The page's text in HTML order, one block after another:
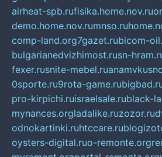
airheat-spb.rufisika.home.nov.ru
demo.home.nov.rumnso.ru
comp-land.org7gazet.rubicom-
bulgarianedvizhimost.rusn-
fexer.rusnite-mebel.ru
0sporte.ru9rota-game.ru
pro-kirpichi.ruisraelsale.rublack-
mynances.orgladalike.ruzozor.ru
odnokartinki.ruhtccare.ru
oysters-digital.ruo-remonte.org